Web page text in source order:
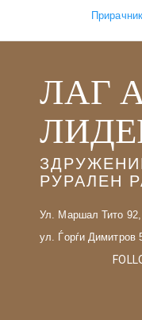
ЛАГ
РУРАЛЕН
Ул. Маршал Тито 92,
ул. Ѓорѓи Димитров